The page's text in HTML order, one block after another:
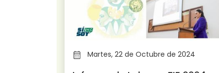
Martes, 22 de Octubre de 2024